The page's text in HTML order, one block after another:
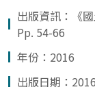
出版資訊：《
Pp. 54-66
年份：2016
出版日期：